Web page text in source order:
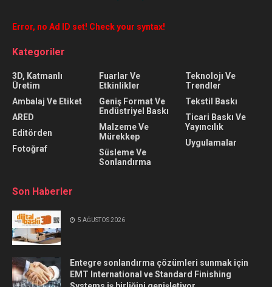
Error, no Ad ID set! Check your syntax!
Kategoriler
3D, Katmanlı
Üretim
Ambalaj Ve Etiket
ARED
Editörden
Fotoğraf
Fuarlar Ve
Etkinlikler
Geniş Format Ve
Endüstriyel Baskı
Malzeme Ve
Mürekkep
Süsleme Ve
Sonlandırma
Teknolojı Ve
Trendler
Tekstil Baskı
Ticari Baskı Ve
Yayıncılık
Uygulamalar
Son Haberler
5 AĞUSTOS 2026
Entegre sonlandırma çözümleri sunmak için
EMT International ve Standard Finishing